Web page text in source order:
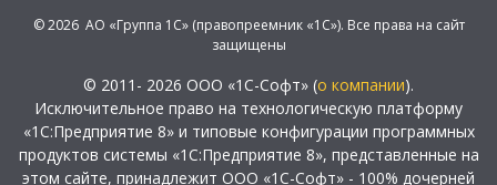
© 2026 АО «Группа 1С» (правопреемник «1С»). Все права на сайт
защищены
© 2011- 2026 ООО «1С-Софт» (о компании).
Исключительное право на технологическую платформу
«1С:Предприятие 8» и типовые конфигурации программных
продуктов системы «1С:Предприятие 8», представленные на
этом сайте, принадлежит ООО «1С-Софт» - 100% дочерней